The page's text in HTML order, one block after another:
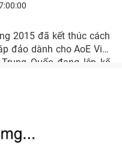
2015 đã kết thúc cách
đảo dành cho AoE Việt
Quốc đang lên kế